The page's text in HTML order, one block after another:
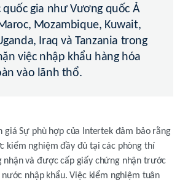
quốc gia như Vương quốc Ả
Mozambique, Kuwait,
Iraq và Tanzania trong
việc nhập khẩu hàng hóa
vào lãnh thổ.
giá Sự phù hợp của Intertek đảm bảo rằng
kiểm nghiệm đầy đủ tại các phòng thí
nhận và được cấp giấy chứng nhận trước
nước nhập khẩu. Việc kiểm nghiệm tuân